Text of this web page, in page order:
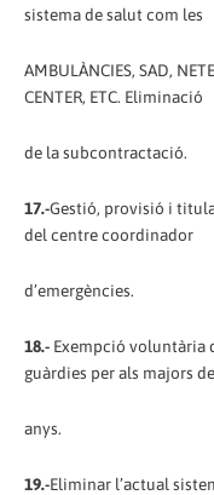
sistema de salut com les
AMBULÀNCIES, SAD,
CENTER, ETC. Eliminació
de la subcontractació.
17.-Gestió, provisió i
del centre coordinador
d’emergències.
18.- Exempció voluntària
guàrdies per als majors
anys.
19.-Eliminar l’actual